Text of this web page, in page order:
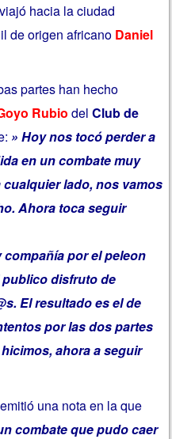
hacia la ciudad
de origen africano Daniel
partes han hecho
Rubio delClub de
» Hoy nos tocó perder a
en un combate muy
lado, nos vamos
Ahora toca seguir
compañía por el peleon
disfruto de
El resultado es el de
por las dos partes
ahora a seguir
emitió una nota en la que
combate que pudo caer